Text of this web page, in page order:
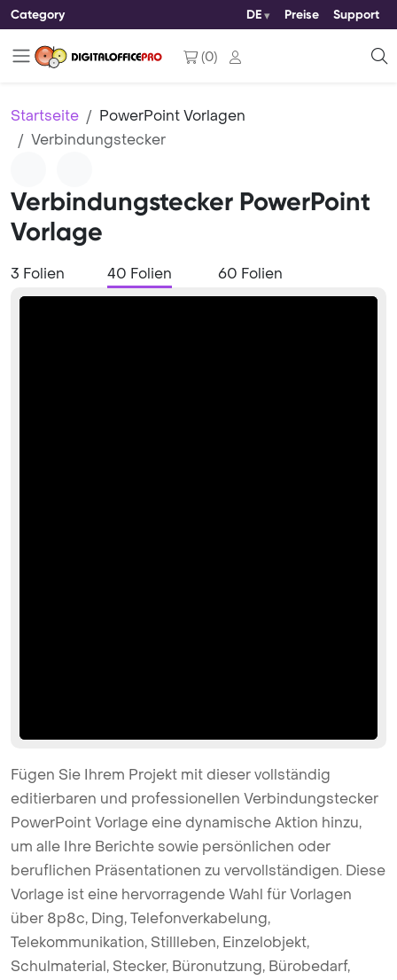
Category DE Preise Support
(0)
Startseite
PowerPoint Vorlagen
Verbindungstecker
Verbindungstecker PowerPoint
Vorlage
3 Folien 40 Folien 60 Folien
Fügen Sie Ihrem Projekt mit dieser vollständig
editierbaren und professionellen Verbindungstecker
PowerPoint Vorlage eine dynamische Aktion hinzu,
um alle Ihre Berichte sowie persönlichen oder
beruflichen Präsentationen zu vervollständigen. Diese
Vorlage ist eine hervorragende Wahl für Vorlagen
über 8p8c, Ding, Telefonverkabelung,
Telekommunikation, Stillleben, Einzelobjekt,
Schulmaterial, Stecker, Büronutzung, Bürobedarf,